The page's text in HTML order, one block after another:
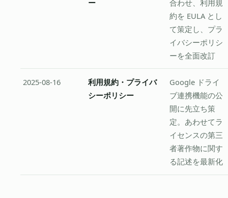
ー
合わせ、利用規
約を EULA とし
て策定し、プラ
イバシーポリシ
ーを全面改訂
2025-08-16
利用規約・プライバ
シーポリシー
Google ドライ
ブ連携機能の公
開に先立ち策
定。あわせてラ
イセンスの第三
者著作物に関す
る記述を最新化